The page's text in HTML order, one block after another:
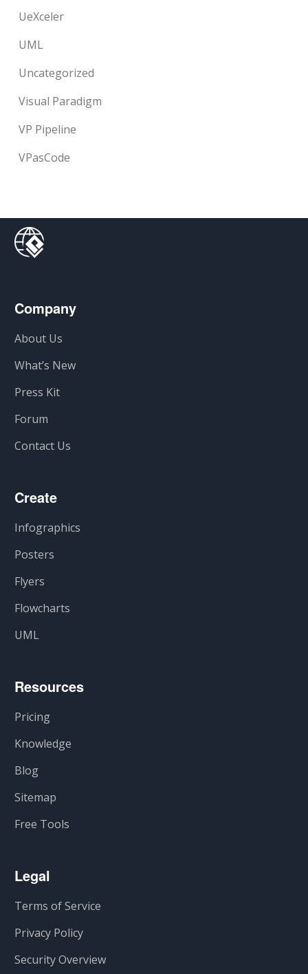
UeXceler
UML
Uncategorized
Visual Paradigm
VP Pipeline
VPasCode
Company
About Us
What’s New
Press Kit
Forum
Contact Us
Create
Infographics
Posters
Flyers
Flowcharts
UML
Resources
Pricing
Knowledge
Blog
Sitemap
Free Tools
Legal
Terms of Service
Privacy Policy
Security Overview